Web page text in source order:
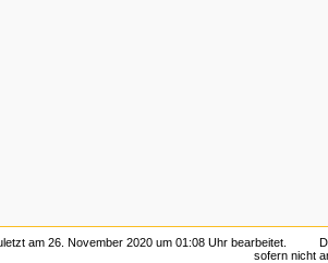
am 26. November 2020 um 01:08 Uhr bearbeitet.
sofern nicht